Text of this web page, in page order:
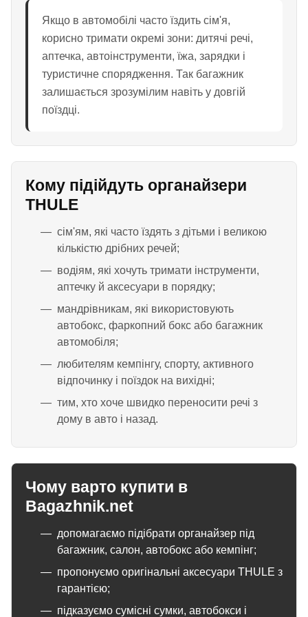
Якщо в автомобілі часто їздить сім'я,
корисно тримати окремі зони: дитячі речі,
аптечка, автоінструменти, їжа, зарядки і
туристичне спорядження. Так багажник
залишається зрозумілим навіть у довгій
поїздці.
Кому підійдуть органайзери
THULE
сім'ям, які часто їздять з дітьми і великою
кількістю дрібних речей;
водіям, які хочуть тримати інструменти,
аптечку й аксесуари в порядку;
мандрівникам, які використовують
автобокс, фаркопний бокс або багажник
автомобіля;
любителям кемпінгу, спорту, активного
відпочинку і поїздок на вихідні;
тим, хто хоче швидко переносити речі з
дому в авто і назад.
Чому варто купити в
Bagazhnik.net
допомагаємо підібрати органайзер під
багажник, салон, автобокс або кемпінг;
пропонуємо оригінальні аксесуари THULE з
гарантією;
підказуємо сумісні сумки, автобокси і